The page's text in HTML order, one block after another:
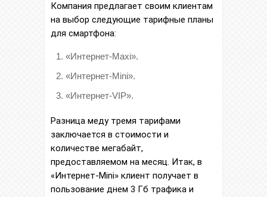
Компания предлагает своим клиентам
на выбор следующие тарифные планы
для смартфона:
«Интернет-Maxi».
«Интернет-Mini».
«Интернет-VIP».
Разница меду тремя тарифами
заключается в стоимости и
количестве мегабайт,
предоставляемом на месяц. Итак, в
«Интернет-Mini» клиент получает в
пользование днем 3 Гб трафика и